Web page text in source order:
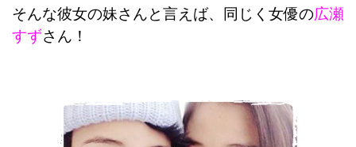
そんな彼女の妹さんと言えば、同じく女優の広瀬
すずさん！